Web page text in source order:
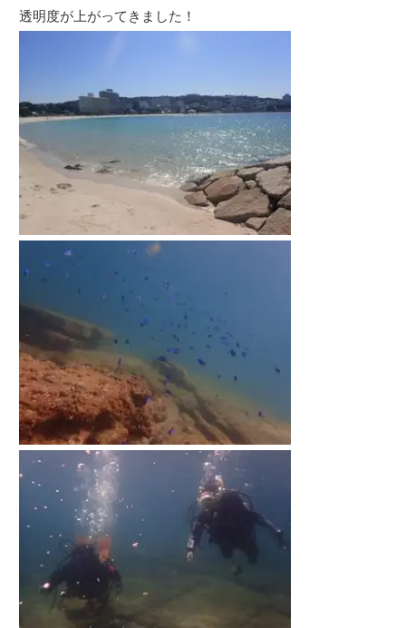
透明度が上がってきました！